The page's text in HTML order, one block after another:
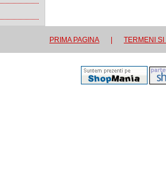
PRIMA PAGINA TERMENI SI